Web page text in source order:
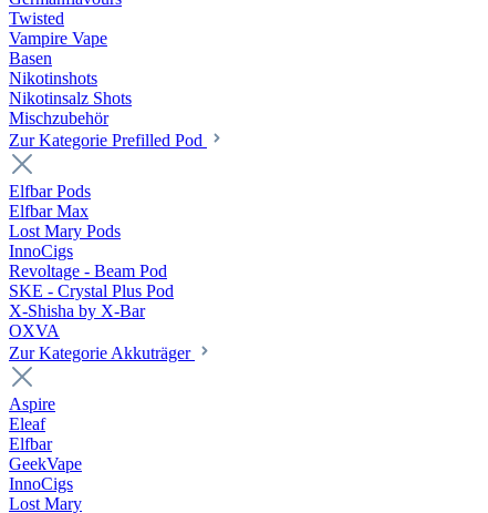
Twisted
Vampire Vape
Basen
Nikotinshots
Nikotinsalz Shots
Mischzubehör
Zur Kategorie Prefilled Pod
Elfbar Pods
Elfbar Max
Lost Mary Pods
InnoCigs
Revoltage - Beam Pod
SKE - Crystal Plus Pod
X-Shisha by X-Bar
OXVA
Zur Kategorie Akkuträger
Aspire
Eleaf
Elfbar
GeekVape
InnoCigs
Lost Mary